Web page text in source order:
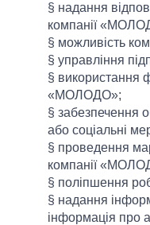
§ надання
компанії
§ можливість
§ управління
§ використання
«МОЛОДО»;
§ забезпечення
або соціальні
§ проведення
компанії
§ поліпшення
§ надання
інформація про